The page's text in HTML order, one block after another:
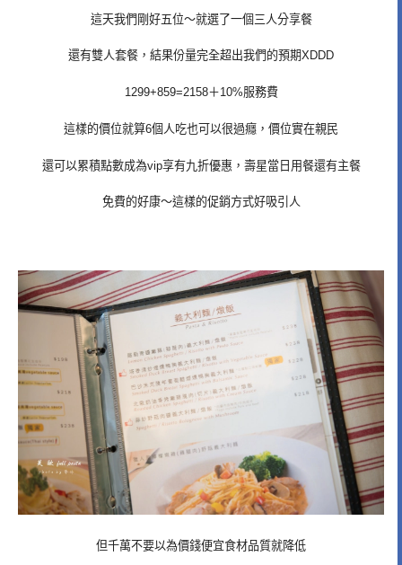
這天我們剛好五位～就選了一個三人分享餐
還有雙人套餐，結果份量完全超出我們的預期XDDD
1299+859=2158＋10%服務費
這樣的價位就算6個人吃也可以很過癮，價位實在親民
還可以累積點數成為vip享有九折優惠，壽星當日用餐還有主餐
免費的好康～這樣的促銷方式好吸引人
但千萬不要以為價錢便宜食材品質就降低